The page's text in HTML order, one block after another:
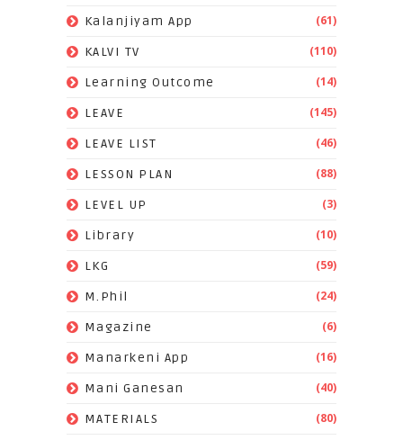
Kalanjiyam App (61)
KALVI TV (110)
Learning Outcome (14)
LEAVE (145)
LEAVE LIST (46)
LESSON PLAN (88)
LEVEL UP (3)
Library (10)
LKG (59)
M.Phil (24)
Magazine (6)
Manarkeni App (16)
Mani Ganesan (40)
MATERIALS (80)